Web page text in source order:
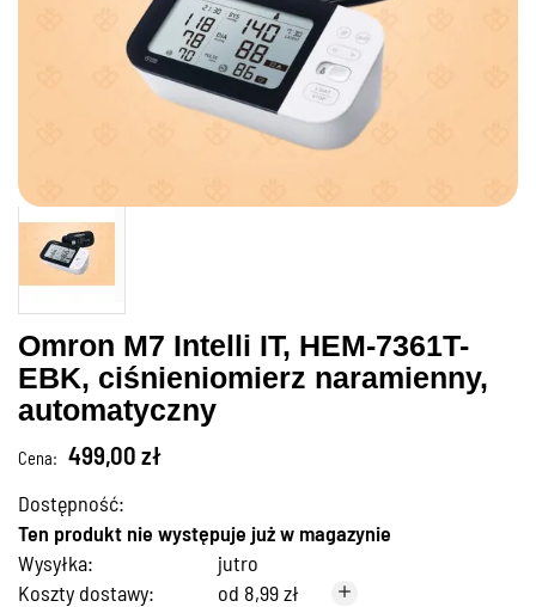
Omron M7 Intelli IT, HEM-7361T-
EBK, ciśnieniomierz naramienny,
automatyczny
Cena: 499,00 zł
Dostępność:
Ten produkt nie występuje już w magazynie
Wysyłka:
jutro
Koszty dostawy:
od 8,99 zł